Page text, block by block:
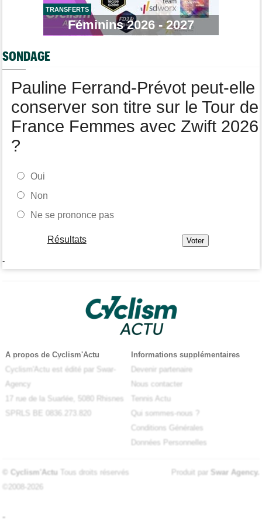
Route
Robert Gesink : "Le cyclisme moderne est beaucoup plus
propre..."
Joao Almeida a dû abandonner après une chute
TRANSFERTS
Féminins 2026 - 2027
SONDAGE
Pauline Ferrand-Prévot peut-elle
conserver son titre sur le Tour de
France Femmes avec Zwift 2026
?
Oui
Non
Ne se prononce pas
Résultats
-
A propos de Cyclism'Actu
Cyclism'Actu est édité par Swar-
Agency
17 rue de la Suarlée, 5080 Rhisnes
SPRLS BE 0836.273.820
Informations supplémentaires
Devenir partenaire
Nous contacter
Tennis Actu
Qui sommes-nous ?
Conditions Générales
Données Personnelles
© Cyclism'Actu Tous droits réservés
©2008-2026
Produit par Swar Agency.
-